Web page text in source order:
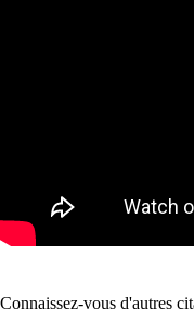
Connaissez-vous d'autres